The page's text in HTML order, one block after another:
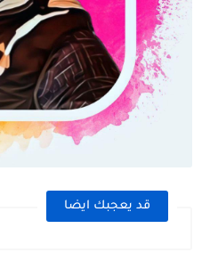
قد يعجبك ايضا